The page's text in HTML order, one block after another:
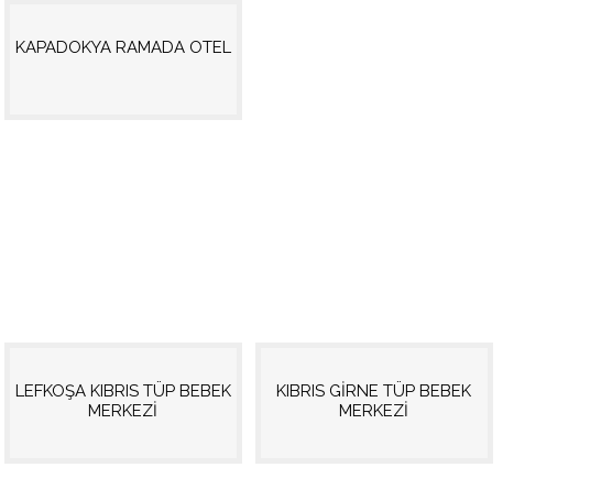
KAPADOKYA RAMADA OTEL
LEFKOŞA KIBRIS TÜP BEBEK
MERKEZİ
KIBRIS GİRNE TÜP BEBEK
MERKEZİ